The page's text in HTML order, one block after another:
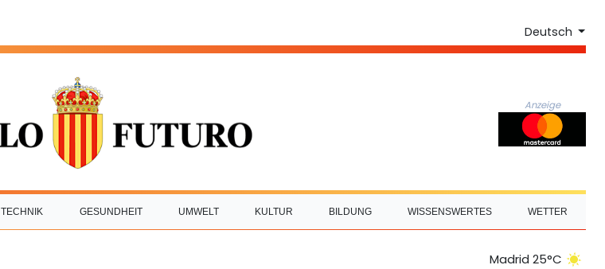
Deutsch
Anzeige
TECHNIK GESUNDHEIT UMWELT KULTUR BILDUNG WISSENSWERTES WETTER
Madrid 25°C